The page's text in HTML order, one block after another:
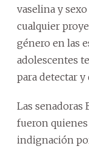
vaselina y
cualquier
género en las
adolescentes
para detectar
Las senadoras
fueron
indignación